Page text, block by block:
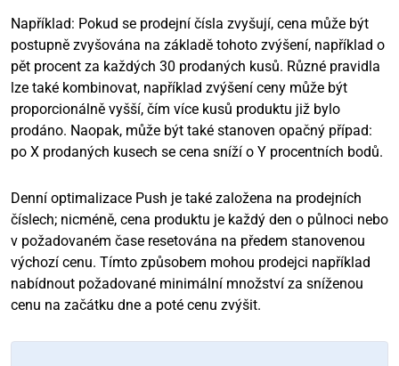
Například: Pokud se prodejní čísla zvyšují, cena může být
postupně zvyšována na základě tohoto zvýšení, například o
pět procent za každých 30 prodaných kusů. Různé pravidla
lze také kombinovat, například zvýšení ceny může být
proporcionálně vyšší, čím více kusů produktu již bylo
prodáno. Naopak, může být také stanoven opačný případ:
po X prodaných kusech se cena sníží o Y procentních bodů.
Denní optimalizace Push je také založena na prodejních
číslech; nicméně, cena produktu je každý den o půlnoci nebo
v požadovaném čase resetována na předem stanovenou
výchozí cenu. Tímto způsobem mohou prodejci například
nabídnout požadované minimální množství za sníženou
cenu na začátku dne a poté cenu zvýšit.